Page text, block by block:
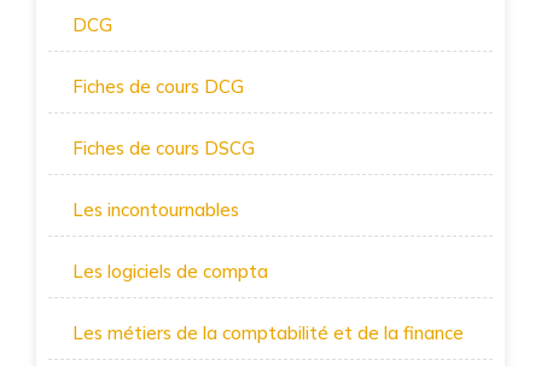
DCG
Fiches de cours DCG
Fiches de cours DSCG
Les incontournables
Les logiciels de compta
Les métiers de la comptabilité et de la finance